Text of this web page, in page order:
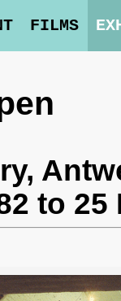
FILMS
,
to 25